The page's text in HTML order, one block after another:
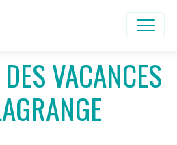
VACANCES